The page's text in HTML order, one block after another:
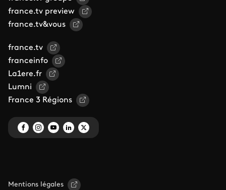
france.tv preview
france.tv&vous
france.tv
franceinfo
La1ere.fr
Lumni
France 3 Régions
Mentions légales